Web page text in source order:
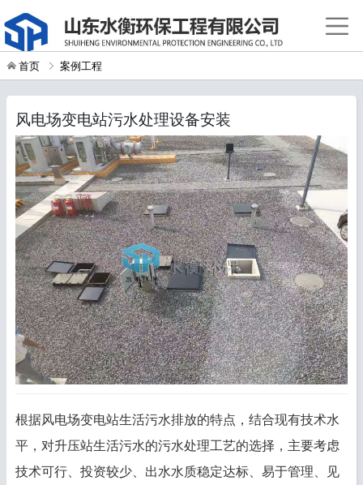
首页 案例工程
风电场变电站污水处理设备安装
根据风电场变电站生活污水排放的特点，结合现有技术水
平，对升压站生活污水的污水处理工艺的选择，主要考虑
技术可行、投资较少、出水水质稳定达标、易于管理、见